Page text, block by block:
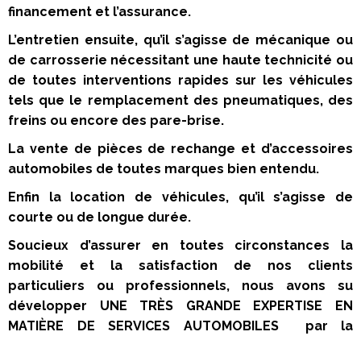
financement et l’assurance.
L’entretien ensuite, qu’il s’agisse de mécanique ou
de carrosserie nécessitant une haute technicité ou
de toutes interventions rapides sur les véhicules
tels que le remplacement des pneumatiques, des
freins ou encore des pare-brise.
La vente de pièces de rechange et d’accessoires
automobiles de toutes marques bien entendu.
Enfin la location de véhicules, qu’il s’agisse de
courte ou de longue durée.
Soucieux d’assurer en toutes circonstances la
mobilité et la satisfaction de nos clients
particuliers ou professionnels, nous avons su
développer UNE TRÈS GRANDE EXPERTISE EN
MATIÈRE DE SERVICES AUTOMOBILES
par la